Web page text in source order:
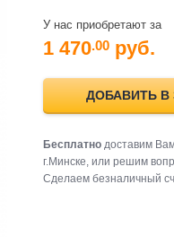
У нас приобретают за
1 470.00 руб.
ДОБАВИТЬ В
Бесплатнодоставим
г.Минске, или решим
Cделаем безналичный